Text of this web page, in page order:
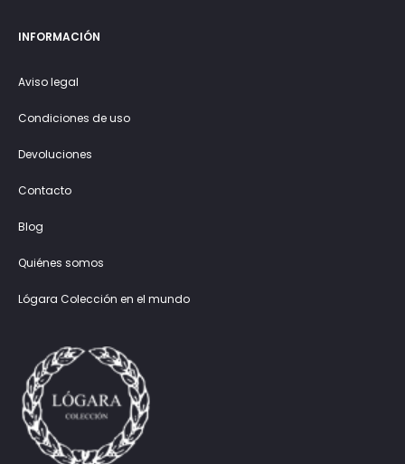
INFORMACIÓN
Aviso legal
Condiciones de uso
Devoluciones
Contacto
Blog
Quiénes somos
Lógara Colección en el mundo